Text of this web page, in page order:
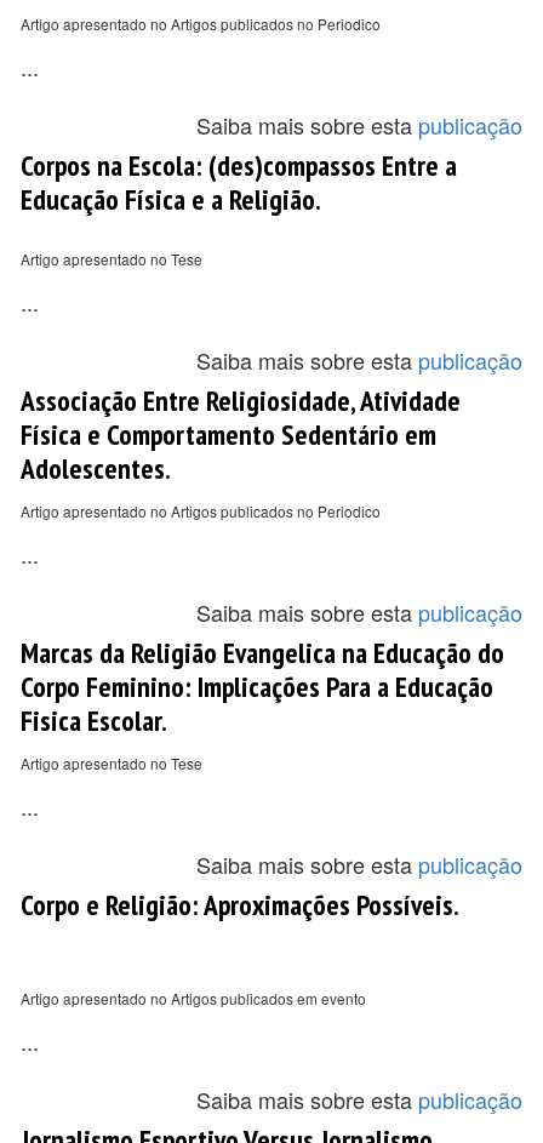
Artigo apresentado no Artigos publicados no Periodico
...
Saiba mais sobre esta publicação
Corpos na Escola: (des)compassos Entre a
Educação Física e a Religião.
Artigo apresentado no Tese
...
Saiba mais sobre esta publicação
Associação Entre Religiosidade, Atividade
Física e Comportamento Sedentário em
Adolescentes.
Artigo apresentado no Artigos publicados no Periodico
...
Saiba mais sobre esta publicação
Marcas da Religião Evangelica na Educação do
Corpo Feminino: Implicações Para a Educação
Fisica Escolar.
Artigo apresentado no Tese
...
Saiba mais sobre esta publicação
Corpo e Religião: Aproximações Possíveis.
Artigo apresentado no Artigos publicados em evento
...
Saiba mais sobre esta publicação